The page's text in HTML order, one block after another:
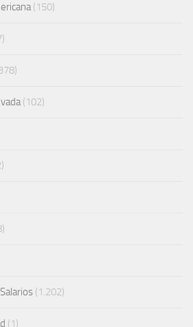
(150)
(102)
(1.202)
(1)